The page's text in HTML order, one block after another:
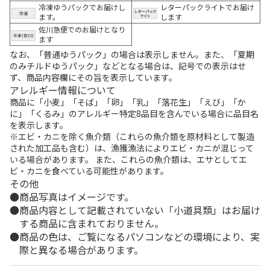
冷凍ゆうパックでお届けし
ます。
レターパックライトでお届け
します
佐川急便でのお届けとなり
ます
なお、「普通ゆうパック」の場合は表示しません。また、「夏期
のみチルドゆうパック」などとなる場合は、記号での表示はせ
ず、商品内容欄にその旨を表示しています。
アレルギー情報について
商品に「小麦」「そば」「卵」「乳」「落花生」「えび」「か
に」「くるみ」のアレルギー特定8品目を含んでいる場合に品目名
を表示します。
※エビ・カニを除く魚介類（これらの魚介類を原材料として製造
された加工品も含む）は、漁獲漁法によりエビ・カニが混じって
いる場合があります。 また、これらの魚介類は、エサとしてエ
ビ・カニを食べている可能性があります。
その他
商品写真はイメージです。
商品内容として記載されていない「小道具類」はお届け
する商品に含まれておりません。
商品の色は、ご覧になるパソコンなどの環境により、実
際と異なる場合があります。